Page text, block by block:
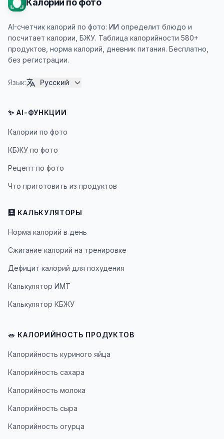
Калории по фото
AI-счетчик калорий по фото: ИИ определит блюдо и
посчитает калории, БЖУ. Таблица калорийности 580+
продуктов, норма калорий, дневник питания. Бесплатно,
без регистрации.
Язык: Русский
✨ AI-ФУНКЦИИ
Калории по фото
КБЖУ по фото
Рецепт по фото
Что приготовить из продуктов
🧮 КАЛЬКУЛЯТОРЫ
Норма калорий в день
Сжигание калорий на тренировке
Дефицит калорий для похудения
Калькулятор ИМТ
Калькулятор КБЖУ
🥗 КАЛОРИЙНОСТЬ ПРОДУКТОВ
Калорийность куриного яйца
Калорийность сахара
Калорийность молока
Калорийность сыра
Калорийность огурца